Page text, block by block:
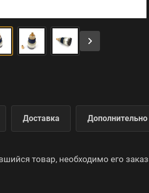
Доставка Дополнительно
товар, необходимо его